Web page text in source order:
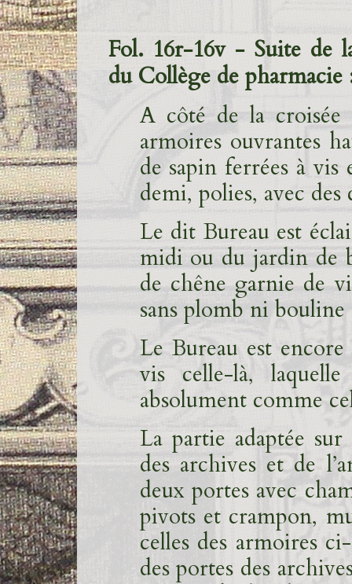
Fol. 16r-16v - Suite de
du Collège de pharmacie
A côté de la
armoires ouvrantes
de sapin ferrées à
demi, polies, avec
Le dit Bureau est
midi ou du jardin de
de chêne garnie de
sans plomb ni
Le Bureau est
vis celle-là,
absolument comme
La partie adaptée
des archives et de
deux portes avec
pivots et crampon,
celles des armoires
des portes des